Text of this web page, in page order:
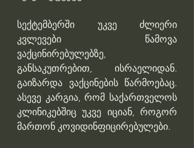
სექტემბერში უკვე ძლიერი
კვლევები წამოვა
ვაქცინირებულებზე,
განსაკუთრებით, ისრაელიდან.
გაიზარდა ვაქცინების წარმოებაც.
ასევე კარგია, რომ საქართველოს
კლინიკებშიც უკვე იციან, როგორ
მართონ კოვიდინფიცირებულები.